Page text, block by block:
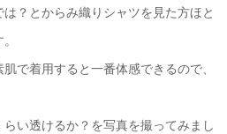
？とからみ織りシャツを見た方ほと
で着用すると一番体感できるので、
い透けるか？を写真を撮ってみまし